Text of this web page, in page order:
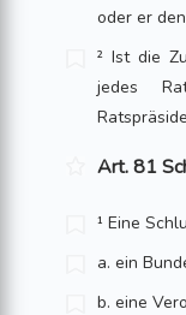
oder er
² Ist die
jedes
Art. 81
¹ Eine
a. ein
b. eine